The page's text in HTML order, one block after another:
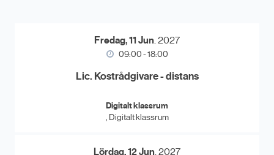
Fredag, 11 Jun. 2027
09:00 - 18:00
Lic. Kostrådgivare - distans
Digitalt klassrum
, Digitalt klassrum
Lördag, 12 Jun. 2027